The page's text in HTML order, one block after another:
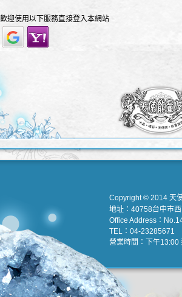
歡迎使用以下服務直接登入本網站
Copyright © 2014 天
地址：40758台中市
Office Address：
TEL：04-23285671
營業時間：下午13:00